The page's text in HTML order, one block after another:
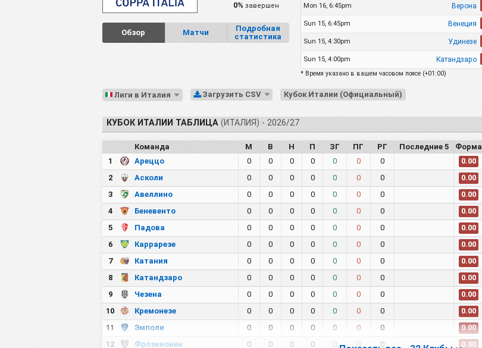
0% завершен
Обзор Матчи
Подробная
статистика
Mon 16, 6:45pm Верона
Sun 15, 6:45pm Венеция
Sun 15, 4:30pm Удинезе
Sun 15, 4:00pm Катандзаро
* Время указано в вашем часовом поясе (+01:00)
Лиги в Италия Загрузить CSV Кубок Италии (Официальный)
КУБОК ИТАЛИИ ТАБЛИЦА (ИТАЛИЯ) - 2026/27
Команда М В Н П ЗГ ПГ РГ Последние 5 Форма
1
Ареццо 0 0 0 0 0 0 0 0.00
2
Асколи 0 0 0 0 0 0 0 0.00
3
Авеллино 0 0 0 0 0 0 0 0.00
4
Беневенто 0 0 0 0 0 0 0 0.00
5
Падова 0 0 0 0 0 0 0 0.00
6
Каррарезе 0 0 0 0 0 0 0 0.00
7
Катания 0 0 0 0 0 0 0 0.00
8
Катандзаро 0 0 0 0 0 0 0 0.00
9
Чезена 0 0 0 0 0 0 0 0.00
10
Кремонезе 0 0 0 0 0 0 0 0.00
11
Эмполи 0 0 0 0 0 0 0 0.00
12
Фрозинонен 0 0 0 0 0 0 0 0.00